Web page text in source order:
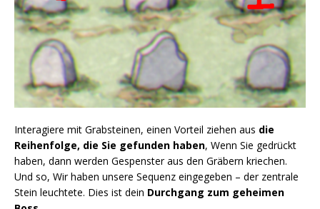
Interagiere mit Grabsteinen, einen Vorteil ziehen aus die
Reihenfolge, die Sie gefunden haben, Wenn Sie gedrückt
haben, dann werden Gespenster aus den Gräbern kriechen.
Und so, Wir haben unsere Sequenz eingegeben – der zentrale
Stein leuchtete. Dies ist dein Durchgang zum geheimen